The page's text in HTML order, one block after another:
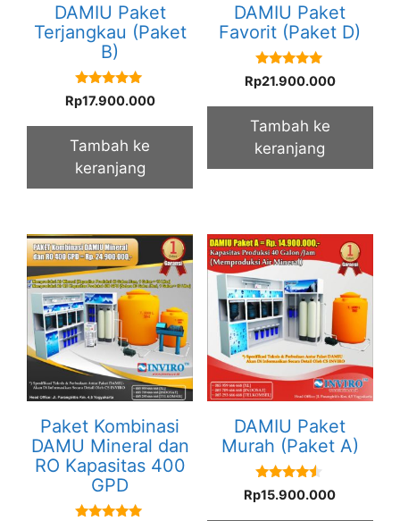
DAMIU Paket
Terjangkau (Paket
B)
5.00
out of 5
Rp17.900.000
Tambah ke
keranjang
DAMIU Paket
Favorit (Paket D)
5.00
out of 5
Rp21.900.000
Tambah ke
keranjang
Paket Kombinasi
DAMU Mineral dan
RO Kapasitas 400
GPD
DAMIU Paket
Murah (Paket A)
4.33
out of 5
Rp15.900.000